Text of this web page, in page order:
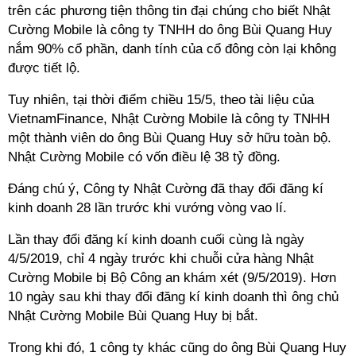
trên các phương tiện thông tin đại chúng cho biết Nhật
Cường Mobile là công ty TNHH do ông Bùi Quang Huy
nắm 90% cổ phần, danh tính của cổ đông còn lại không
được tiết lộ.
Tuy nhiên, tại thời điểm chiều 15/5, theo tài liệu của
VietnamFinance, Nhật Cường Mobile là công ty TNHH
một thành viên do ông Bùi Quang Huy sở hữu toàn bộ.
Nhật Cường Mobile có vốn điều lệ 38 tỷ đồng.
Đáng chú ý, Công ty Nhật Cường đã thay đổi đăng kí
kinh doanh 28 lần trước khi vướng vòng vao lí.
Lần thay đổi đăng kí kinh doanh cuối cùng là ngày
4/5/2019, chỉ 4 ngày trước khi chuỗi cửa hàng Nhật
Cường Mobile bị Bộ Công an khám xét (9/5/2019). Hơn
10 ngày sau khi thay đổi đăng kí kinh doanh thì ông chủ
Nhật Cường Mobile Bùi Quang Huy bị bắt.
Trong khi đó, 1 công ty khác cũng do ông Bùi Quang Huy